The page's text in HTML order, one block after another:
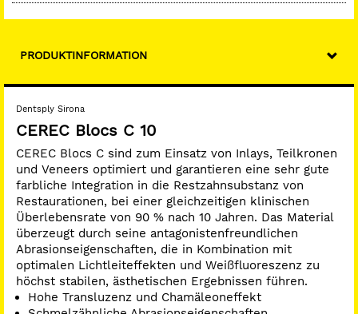
PRODUKTINFORMATION
Dentsply Sirona
CEREC Blocs C 10
CEREC Blocs C sind zum Einsatz von Inlays, Teilkronen
und Veneers optimiert und garantieren eine sehr gute
farbliche Integration in die Restzahnsubstanz von
Restaurationen, bei einer gleichzeitigen klinischen
Überlebensrate von 90 % nach 10 Jahren. Das Material
überzeugt durch seine antagonistenfreundlichen
Abrasionseigenschaften, die in Kombination mit
optimalen Lichtleiteffekten und Weißfluoreszenz zu
höchst stabilen, ästhetischen Ergebnissen führen.
Hohe Transluzenz und Chamäleoneffekt